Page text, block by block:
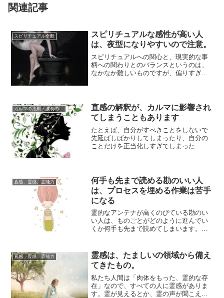
関連記事
スピリチュアル全般
スピリチュアルな感性が高い人
は、夜型になりやすいので注意。
スピリチュアルへの関心と、現実的な事
柄への関わりとのバランスというのは、
なかなか難しいものですが、偏りすぎな
カルマの法則・波長の法則
直感の解釈が、カルマに影響され
てしまうこともあります
たとえば、自分がすべきことをしないで
先延ばしばかりしてしまったり、自分の
ことだけを正当化しすぎてしまった
直感、霊感、霊能力
何手も先まで読める勘のいい人
は、プロセスを埋める作業は苦手
になる
霊的なアンテナが高くのびている勘のい
い人は、ものごとがどのように進んでい
くか何手も先まで読めてしまいます。な
直感、霊感、霊能力
霊感は、たましいの領域から備え
てきたもの。
私たち人間は「肉体をもった、霊的な存
在」なので、すべての人に霊感がありま
す。霊が見えるとか、霊の声が聞こえる